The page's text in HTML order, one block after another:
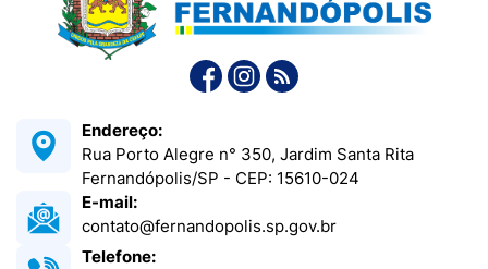
Endereço:
Rua Porto Alegre n° 350, Jardim Santa Rita
Fernandópolis/SP - CEP: 15610-024
E-mail:
contato@fernandopolis.sp.gov.br
Telefone: